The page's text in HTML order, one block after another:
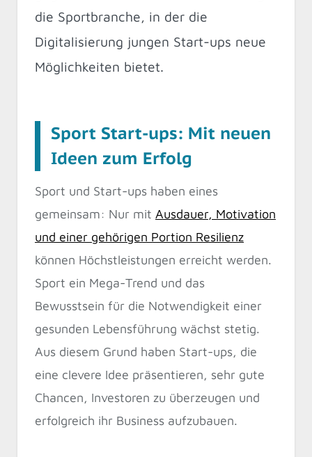
die Sportbranche, in der die
Digitalisierung jungen Start-ups neue
Möglichkeiten bietet.
Sport Start-ups: Mit neuen
Ideen zum Erfolg
Sport und Start-ups haben eines
gemeinsam: Nur mit Ausdauer, Motivation
und einer gehörigen Portion Resilienz
können Höchstleistungen erreicht werden.
Sport ein Mega-Trend und das
Bewusstsein für die Notwendigkeit einer
gesunden Lebensführung wächst stetig.
Aus diesem Grund haben Start-ups, die
eine clevere Idee präsentieren, sehr gute
Chancen, Investoren zu überzeugen und
erfolgreich ihr Business aufzubauen.